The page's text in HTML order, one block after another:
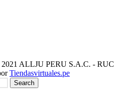
ALLJU PERU S.A.C. - RUC
Tiendasvirtuales.pe
Search